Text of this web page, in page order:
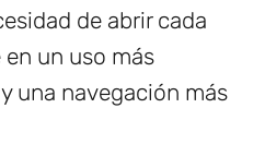
de abrir cada
un uso más
una navegación más